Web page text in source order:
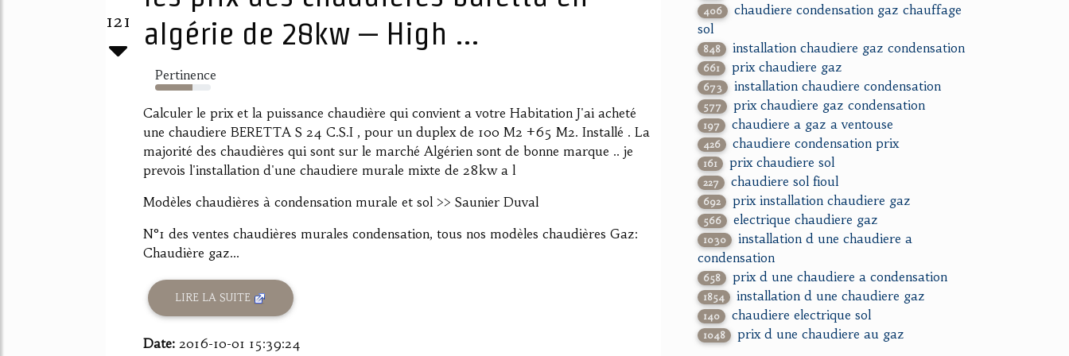
121
algérie de 28kw – High ...
Pertinence
67%
Calculer le prix et la puissance chaudière qui convient a votre Habitation J'ai acheté
une chaudiere BERETTA S 24 C.S.I , pour un duplex de 100 M2 +65 M2. Installé . La
majorité des chaudières qui sont sur le marché Algérien sont de bonne marque .. je
prevois l'installation d'une chaudiere murale mixte de 28kw a l
Modèles chaudières à condensation murale et sol >> Saunier Duval
N°1 des ventes chaudières murales condensation, tous nos modèles chaudières Gaz:
Chaudière gaz...
LIRE LA SUITE
Date: 2016-10-01 15:39:24
406
chaudiere condensation gaz chauffage
sol
848 installation chaudiere gaz condensation
661 prix chaudiere gaz
673 installation chaudiere condensation
577 prix chaudiere gaz condensation
197 chaudiere a gaz a ventouse
426 chaudiere condensation prix
161 prix chaudiere sol
227 chaudiere sol fioul
692 prix installation chaudiere gaz
566 electrique chaudiere gaz
1030
installation d une chaudiere a
condensation
658 prix d une chaudiere a condensation
1854 installation d une chaudiere gaz
140 chaudiere electrique sol
1048 prix d une chaudiere au gaz